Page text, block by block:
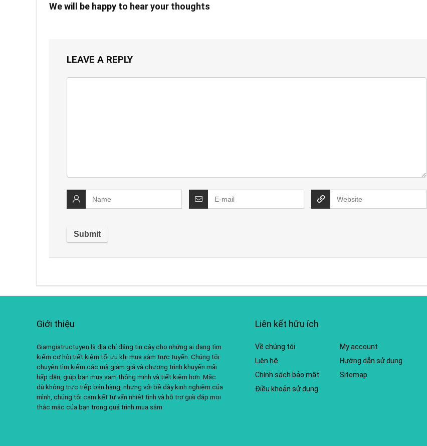
We will be happy to hear your thoughts
LEAVE A REPLY
Giới thiệu
Giamgiatructuyen là địa chỉ đáng tin cậy cho những ai đang tìm
kiếm cơ hội tiết kiệm tối ưu khi mua sắm trực tuyến. Chúng tôi
chuyên tìm kiếm các mã giảm giá và chương trình khuyến mãi
hấp dẫn, giúp bạn mua sắm thông minh và tiết kiệm hơn. Mặc
dù không trực tiếp bán hàng, nhưng với bề dày kinh nghiệm của
mình, chúng tôi cam kết tư vấn nhiệt tình và hỗ trợ giải đáp mọi
thắc mắc của bạn trong quá trình mua sắm.
Liên kết hữu ích
Về chúng tôi
Liên hệ
Chính sách bảo mật
Điều khoản sử dụng
My account
Hướng dẫn sử dụng
Sitemap